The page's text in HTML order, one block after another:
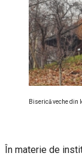
Biserică veche din
În materie de